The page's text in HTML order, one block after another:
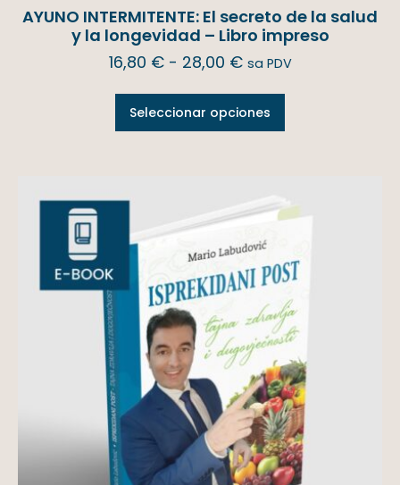
AYUNO INTERMITENTE: El secreto de la salud
y la longevidad – Libro impreso
16,80 € - 28,00 € sa PDV
Seleccionar opciones